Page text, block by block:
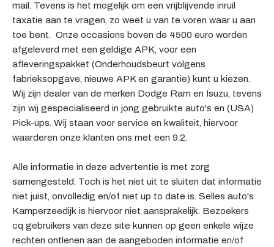
mail. Tevens is het mogelijk om een vrijblijvende inruil
taxatie aan te vragen, zo weet u van te voren waar u aan
toe bent. Onze occasions boven de 4500 euro worden
afgeleverd met een geldige APK, voor een
afleveringspakket (Onderhoudsbeurt volgens
fabrieksopgave, nieuwe APK en garantie) kunt u kiezen.
Wij zijn dealer van de merken Dodge Ram en Isuzu, tevens
zijn wij gespecialiseerd in jong gebruikte auto's en (USA)
Pick-ups. Wij staan voor service en kwaliteit, hiervoor
waarderen onze klanten ons met een 9.2.
Alle informatie in deze advertentie is met zorg
samengesteld. Toch is het niet uit te sluiten dat informatie
niet juist, onvolledig en/of niet up to date is. Selles auto's
Kamperzeedijk is hiervoor niet aansprakelijk. Bezoekers
cq gebruikers van deze site kunnen op geen enkele wijze
rechten ontlenen aan de aangeboden informatie en/of